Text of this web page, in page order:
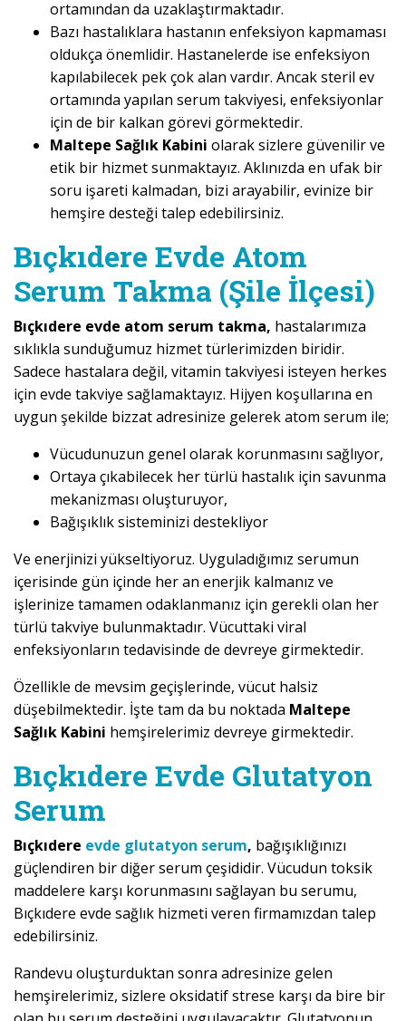
ortamından da uzaklaştırmaktadır.
Bazı hastalıklara hastanın enfeksiyon kapmaması
oldukça önemlidir. Hastanelerde ise enfeksiyon
kapılabilecek pek çok alan vardır. Ancak steril ev
ortamında yapılan serum takviyesi, enfeksiyonlar
için de bir kalkan görevi görmektedir.
Maltepe Sağlık Kabini olarak sizlere güvenilir ve
etik bir hizmet sunmaktayız. Aklınızda en ufak bir
soru işareti kalmadan, bizi arayabilir, evinize bir
hemşire desteği talep edebilirsiniz.
Bıçkıdere Evde Atom
Serum Takma (Şile İlçesi)
Bıçkıdere evde atom serum takma, hastalarımıza
sıklıkla sunduğumuz hizmet türlerimizden biridir.
Sadece hastalara değil, vitamin takviyesi isteyen herkes
için evde takviye sağlamaktayız. Hijyen koşullarına en
uygun şekilde bizzat adresinize gelerek atom serum ile;
Vücudunuzun genel olarak korunmasını sağlıyor,
Ortaya çıkabilecek her türlü hastalık için savunma
mekanizması oluşturuyor,
Bağışıklık sisteminizi destekliyor
Ve enerjinizi yükseltiyoruz. Uyguladığımız serumun
içerisinde gün içinde her an enerjik kalmanız ve
işlerinize tamamen odaklanmanız için gerekli olan her
türlü takviye bulunmaktadır. Vücuttaki viral
enfeksiyonların tedavisinde de devreye girmektedir.
Özellikle de mevsim geçişlerinde, vücut halsiz
düşebilmektedir. İşte tam da bu noktada Maltepe
Sağlık Kabini hemşirelerimiz devreye girmektedir.
Bıçkıdere Evde Glutatyon
Serum
Bıçkıdere evde glutatyon serum, bağışıklığınızı
güçlendiren bir diğer serum çeşididir. Vücudun toksik
maddelere karşı korunmasını sağlayan bu serumu,
Bıçkıdere evde sağlık hizmeti veren firmamızdan talep
edebilirsiniz.
Randevu oluşturduktan sonra adresinize gelen
hemşirelerimiz, sizlere oksidatif strese karşı da bire bir